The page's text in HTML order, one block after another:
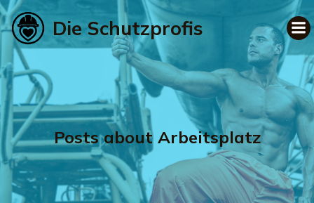
Die Schutzprofis
Posts about Arbeitsplatz